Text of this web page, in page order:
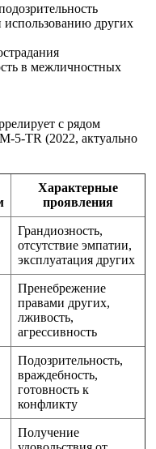
других
в межличностных
с рядом
5-TR (2022, актуально
Характерные
проявления
Грандиозность,
отсутствие эмпатии,
эксплуатация других
Пренебрежение
правами других,
лживость,
агрессивность
Подозрительность,
враждебность,
готовность к
конфликту
Получение